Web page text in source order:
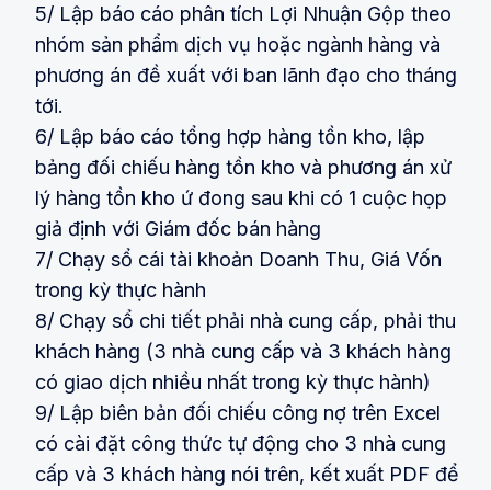
5/ Lập báo cáo phân tích Lợi Nhuận Gộp theo
nhóm sản phẩm dịch vụ hoặc ngành hàng và
phương án đề xuất với ban lãnh đạo cho tháng
tới.
6/ Lập báo cáo tổng hợp hàng tồn kho, lập
bảng đối chiếu hàng tồn kho và phương án xử
lý hàng tồn kho ứ đong sau khi có 1 cuộc họp
giả định với Giám đốc bán hàng
7/ Chạy sổ cái tài khoản Doanh Thu, Giá Vốn
trong kỳ thực hành
8/ Chạy sổ chi tiết phải nhà cung cấp, phải thu
khách hàng (3 nhà cung cấp và 3 khách hàng
có giao dịch nhiều nhất trong kỳ thực hành)
9/ Lập biên bản đối chiếu công nợ trên Excel
có cài đặt công thức tự động cho 3 nhà cung
cấp và 3 khách hàng nói trên, kết xuất PDF để